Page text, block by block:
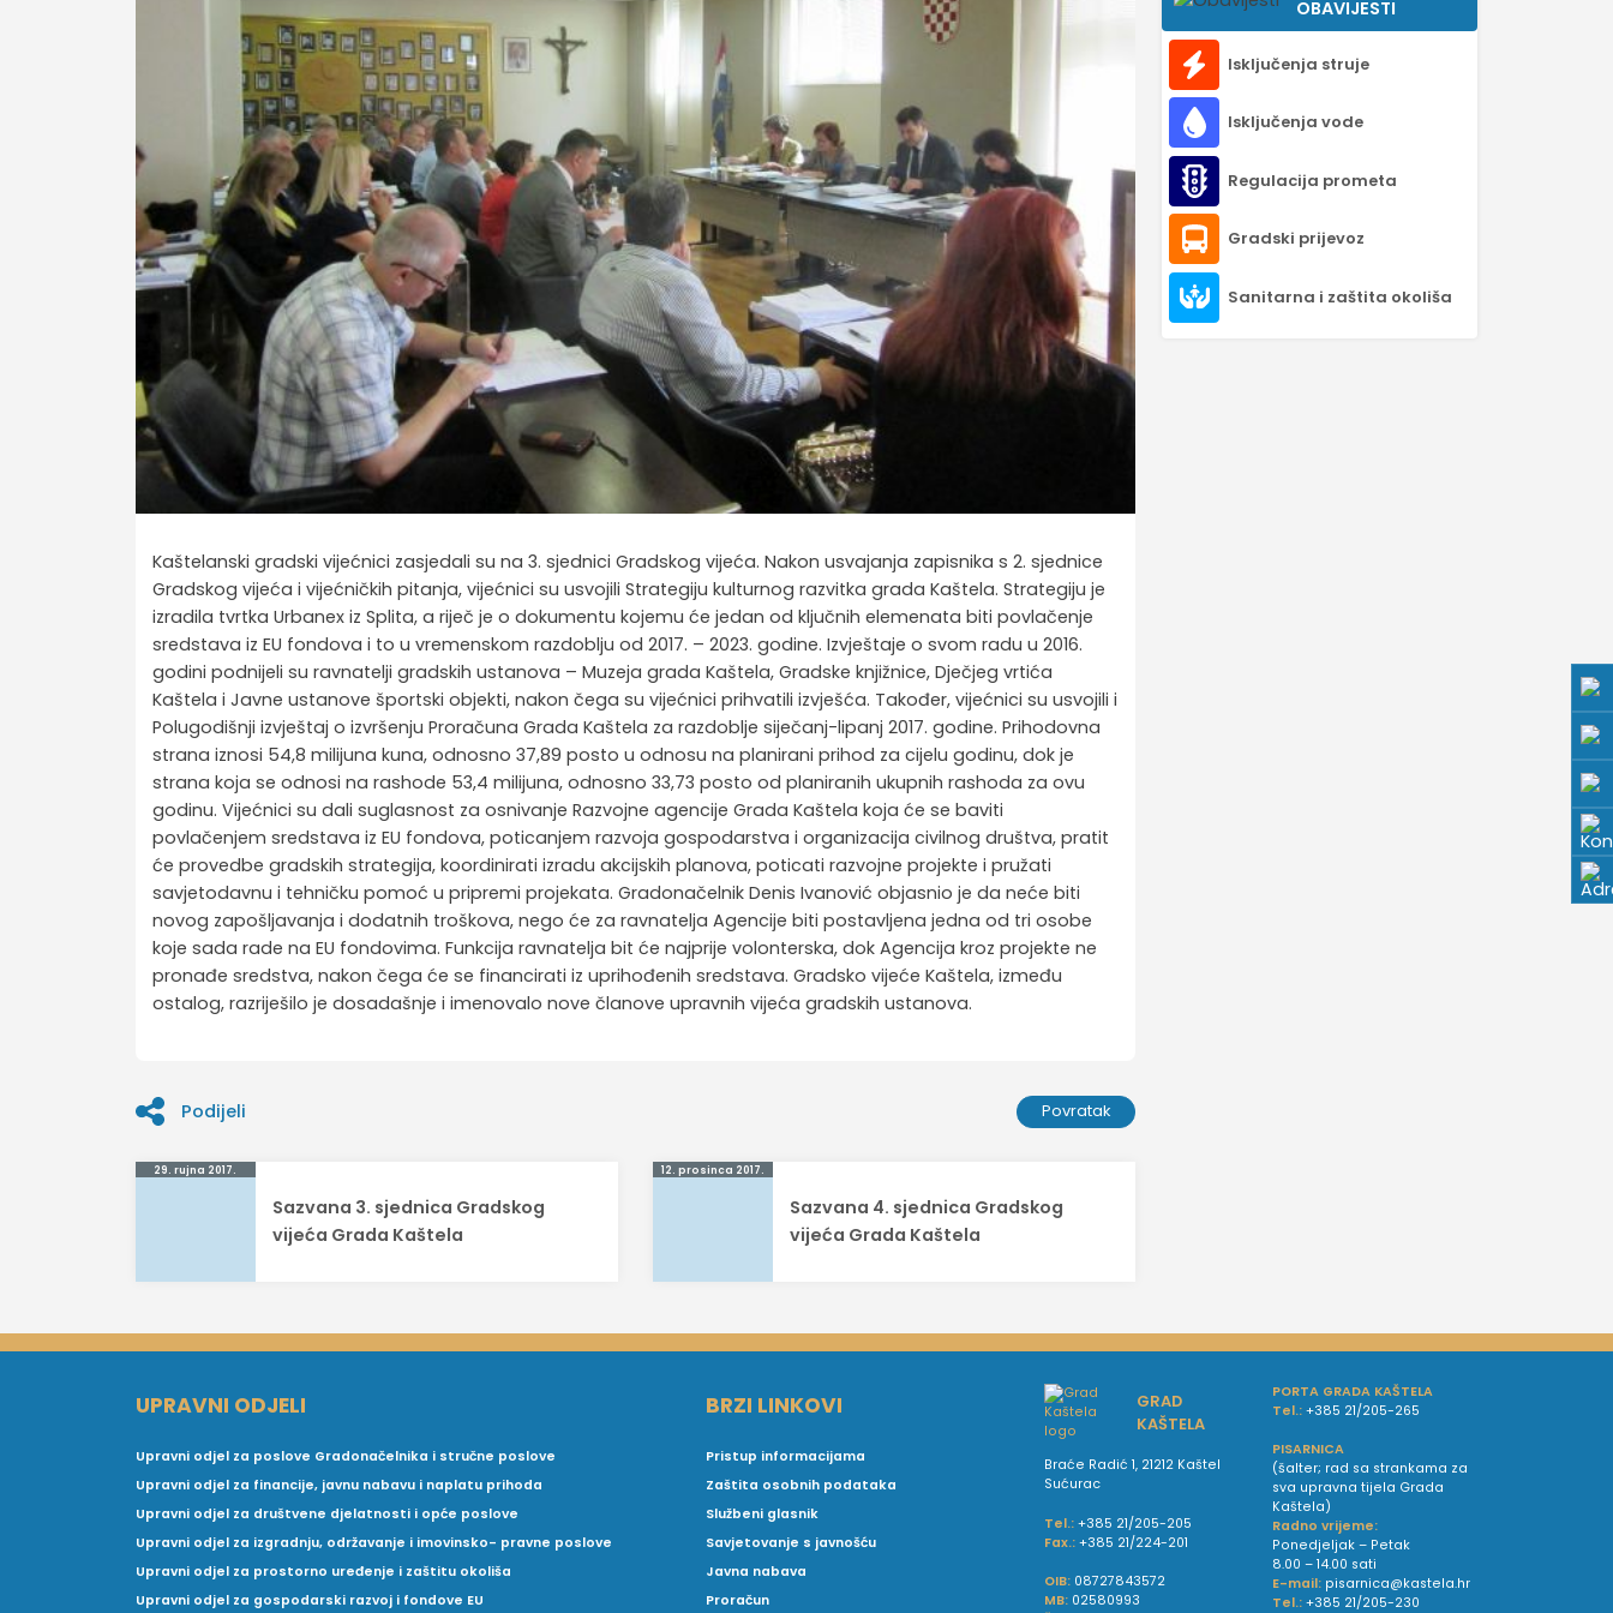
Kaštelanski gradski vijećnici zasjedali su na 3. sjednici Gradskog vijeća. Nakon usvajanja zapisnika s 2. sjednice
Gradskog vijeća i vijećničkih pitanja, vijećnici su usvojili Strategiju kulturnog razvitka grada Kaštela. Strategiju je
izradila tvrtka Urbanex iz Splita, a riječ je o dokumentu kojemu će jedan od ključnih elemenata biti povlačenje
sredstava iz EU fondova i to u vremenskom razdoblju od 2017. – 2023. godine. Izvještaje o svom radu u 2016.
godini podnijeli su ravnatelji gradskih ustanova – Muzeja grada Kaštela, Gradske knjižnice, Dječjeg vrtića
Kaštela i Javne ustanove športski objekti, nakon čega su vijećnici prihvatili izvješća. Također, vijećnici su usvojili i
Polugodišnji izvještaj o izvršenju Proračuna Grada Kaštela za razdoblje siječanj-lipanj 2017. godine. Prihodovna
strana iznosi 54,8 milijuna kuna, odnosno 37,89 posto u odnosu na planirani prihod za cijelu godinu, dok je
strana koja se odnosi na rashode 53,4 milijuna, odnosno 33,73 posto od planiranih ukupnih rashoda za ovu
godinu. Vijećnici su dali suglasnost za osnivanje Razvojne agencije Grada Kaštela koja će se baviti
povlačenjem sredstava iz EU fondova, poticanjem razvoja gospodarstva i organizacija civilnog društva, pratit
će provedbe gradskih strategija, koordinirati izradu akcijskih planova, poticati razvojne projekte i pružati
savjetodavnu i tehničku pomoć u pripremi projekata. Gradonačelnik Denis Ivanović objasnio je da neće biti
novog zapošljavanja i dodatnih troškova, nego će za ravnatelja Agencije biti postavljena jedna od tri osobe
koje sada rade na EU fondovima. Funkcija ravnatelja bit će najprije volonterska, dok Agencija kroz projekte ne
pronađe sredstva, nakon čega će se financirati iz uprihođenih sredstava. Gradsko vijeće Kaštela, između
ostalog, razriješilo je dosadašnje i imenovalo nove članove upravnih vijeća gradskih ustanova.
Podijeli Povratak
OBAVIJESTI
Isključenja struje
Isključenja vode
Regulacija prometa
Gradski prijevoz
Sanitarna i zaštita okoliša
Navigacija
29. rujna 2017.
Sazvana 3. sjednica Gradskog
vijeća Grada Kaštela
12. prosinca 2017.
Sazvana 4. sjednica Gradskog
vijeća Grada Kaštela
UPRAVNI ODJELI
Upravni odjel za poslove Gradonačelnika i stručne poslove
Upravni odjel za financije, javnu nabavu i naplatu prihoda
Upravni odjel za društvene djelatnosti i opće poslove
Upravni odjel za izgradnju, održavanje i imovinsko- pravne poslove
Upravni odjel za prostorno uređenje i zaštitu okoliša
Upravni odjel za gospodarski razvoj i fondove EU
BRZI LINKOVI
Pristup informacijama
Zaštita osobnih podataka
Službeni glasnik
Savjetovanje s javnošću
Javna nabava
Proračun
GRAD
KAŠTELA
Braće Radić 1, 21212 Kaštel
Sućurac
Tel.: +385 21/205-205
Fax.: +385 21/224-201
OIB: 08727843572
MB: 02580993
PORTA GRADA KAŠTELA
Tel.: +385 21/205-265
PISARNICA
(šalter; rad sa strankama za
sva upravna tijela Grada
Kaštela)
Radno vrijeme:
Ponedjeljak – Petak
8.00 – 14.00 sati
E-mail: pisarnica@kastela.hr
Tel.: +385 21/205-230